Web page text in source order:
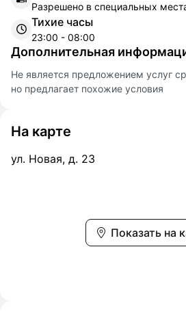
Разрешено в специальных
Тихие часы
23:00 - 08:00
Дополнительная
Не является предложением услуг
но предлагает похожие условия
На карте
ул. Новая, д. 23
Показать на